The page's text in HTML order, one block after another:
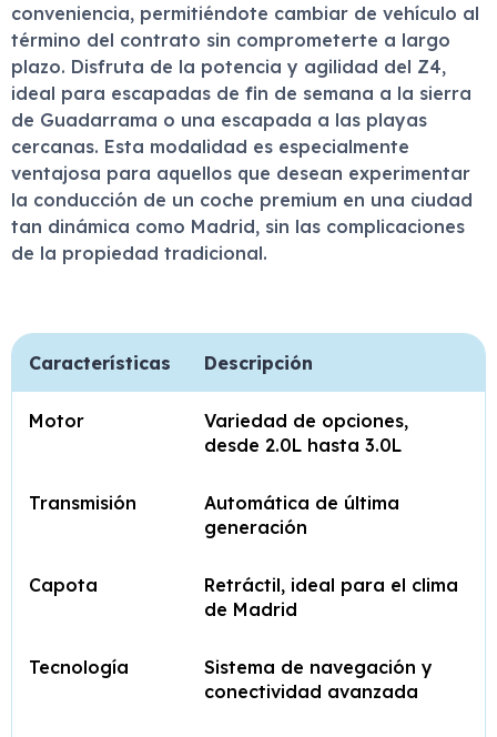
conveniencia, permitiéndote cambiar de vehículo al
término del contrato sin comprometerte a largo
plazo. Disfruta de la potencia y agilidad del Z4,
ideal para escapadas de fin de semana a la sierra
de Guadarrama o una escapada a las playas
cercanas. Esta modalidad es especialmente
ventajosa para aquellos que desean experimentar
la conducción de un coche premium en una ciudad
tan dinámica como Madrid, sin las complicaciones
de la propiedad tradicional.
Características Descripción
Motor
Variedad de opciones,
desde 2.0L hasta 3.0L
Transmisión
Automática de última
generación
Capota
Retráctil, ideal para el clima
de Madrid
Tecnología
Sistema de navegación y
conectividad avanzada